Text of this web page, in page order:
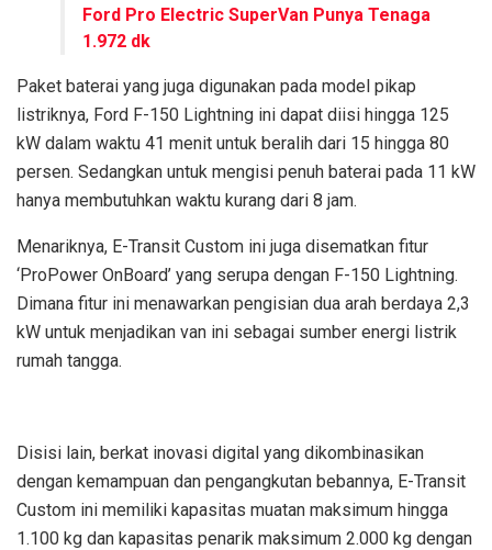
Ford Pro Electric SuperVan Punya Tenaga
1.972 dk
Paket baterai yang juga digunakan pada model pikap
listriknya, Ford F-150 Lightning ini dapat diisi hingga 125
kW dalam waktu 41 menit untuk beralih dari 15 hingga 80
persen. Sedangkan untuk mengisi penuh baterai pada 11 kW
hanya membutuhkan waktu kurang dari 8 jam.
Menariknya, E-Transit Custom ini juga disematkan fitur
‘ProPower OnBoard’ yang serupa dengan F-150 Lightning.
Dimana fitur ini menawarkan pengisian dua arah berdaya 2,3
kW untuk menjadikan van ini sebagai sumber energi listrik
rumah tangga.
Disisi lain, berkat inovasi digital yang dikombinasikan
dengan kemampuan dan pengangkutan bebannya, E-Transit
Custom ini memiliki kapasitas muatan maksimum hingga
1.100 kg dan kapasitas penarik maksimum 2.000 kg dengan